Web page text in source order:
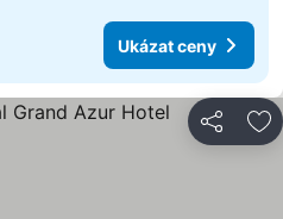
Ukázat ceny
Sdílet